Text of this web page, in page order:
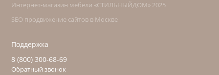
Интернет-магазин мебели «СТИЛЬНЫЙДОМ» 2025
SEO продвижение сайтов в Москве
Поддержка
8 (800) 300-68-69
Обратный звонок